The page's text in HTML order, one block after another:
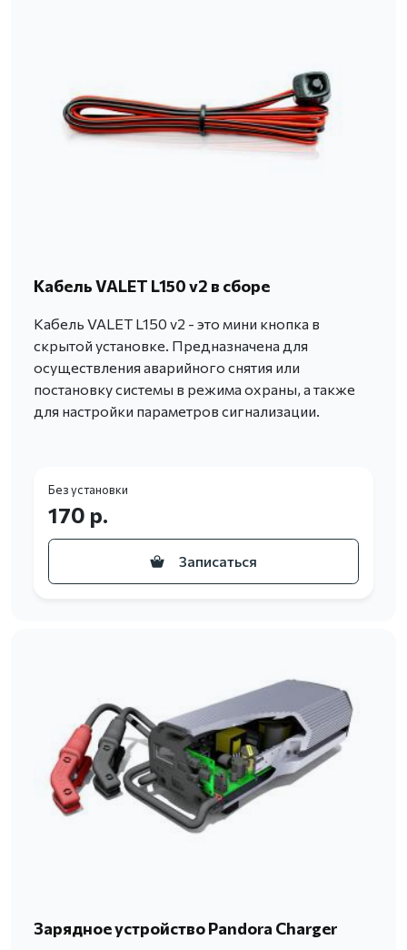
Кабель VALET L150 v2 в сборе
Кабель VALET L150 v2 - это мини кнопка в
скрытой установке. Предназначена для
осуществления аварийного снятия или
постановку системы в режима охраны, а также
для настройки параметров сигнализации.
Без установки
170 р.
Записаться
Зарядное устройство Pandora Charger